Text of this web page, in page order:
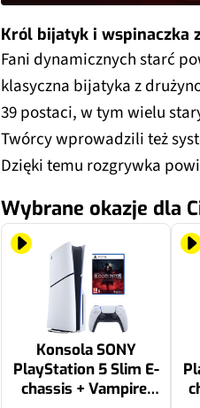
Król bijatyk i wspinaczka
Fani dynamicznych starć
klasyczna bijatyka z
39 postaci, w tym wielu
Twórcy wprowadzili też
Dzięki temu rozgrywka
Wybrane okazje dla
Konsola SONY
PlayStation 5 Slim E-
chassis + Vampire: